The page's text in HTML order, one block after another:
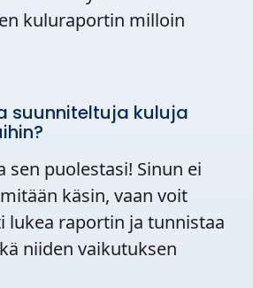
kuluraportin milloin
suunniteltuja kuluja
sen puolestasi! Sinun ei
käsin, vaan voit
lukea raportin ja tunnistaa
niiden vaikutuksen